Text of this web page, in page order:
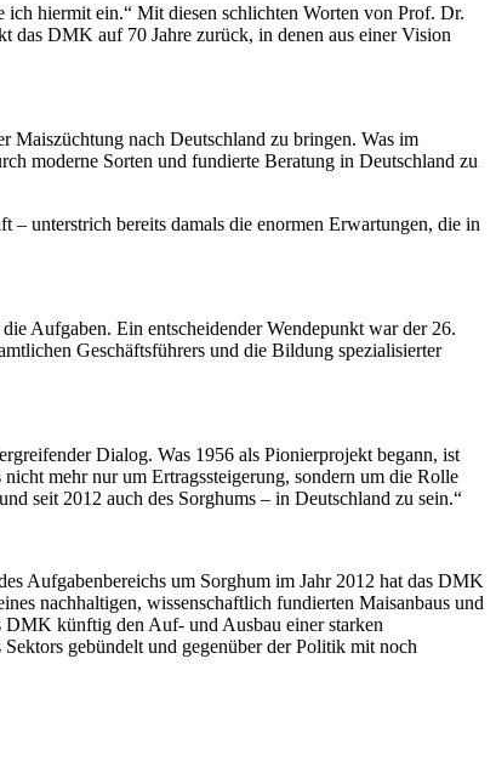
hiermit ein.“ Mit diesen schlichten Worten von Prof. Dr.
das DMK auf 70 Jahre zurück, in denen aus einer Vision
Maiszüchtung nach Deutschland zu bringen. Was im
moderne Sorten und fundierte Beratung in Deutschland zu
– unterstrich bereits damals die enormen Erwartungen, die in
Aufgaben. Ein entscheidender Wendepunkt war der 26.
Geschäftsführers und die Bildung spezialisierter
Dialog. Was 1956 als Pionierprojekt begann, ist
mehr nur um Ertragssteigerung, sondern um die Rolle
seit 2012 auch des Sorghums – in Deutschland zu sein.“
Aufgabenbereichs um Sorghum im Jahr 2012 hat das DMK
nachhaltigen, wissenschaftlich fundierten Maisanbaus und
DMK künftig den Auf- und Ausbau einer starken
gebündelt und gegenüber der Politik mit noch